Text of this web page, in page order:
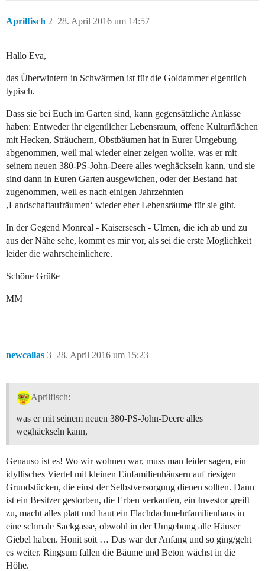
Aprilfisch 28. April 2016 um 14:57
2
Hallo Eva,
das Überwintern in Schwärmen ist für die Goldammer eigentlich
typisch.
Dass sie bei Euch im Garten sind, kann gegensätzliche Anlässe
haben: Entweder ihr eigentlicher Lebensraum, offene Kulturflächen
mit Hecken, Sträuchern, Obstbäumen hat in Eurer Umgebung
abgenommen, weil mal wieder einer zeigen wollte, was er mit
seinem neuen 380-PS-John-Deere alles weghäckseln kann, und sie
sind dann in Euren Garten ausgewichen, oder der Bestand hat
zugenommen, weil es nach einigen Jahrzehnten
‚Landschaftaufräumen‘ wieder eher Lebensräume für sie gibt.
In der Gegend Monreal - Kaisersesch - Ulmen, die ich ab und zu
aus der Nähe sehe, kommt es mir vor, als sei die erste Möglichkeit
leider die wahrscheinlichere.
Schöne Grüße
MM
newcallas 28. April 2016 um 15:23
3
Aprilfisch:
was er mit seinem neuen 380-PS-John-Deere alles
weghäckseln kann,
Genauso ist es! Wo wir wohnen war, muss man leider sagen, ein
idyllisches Viertel mit kleinen Einfamilienhäusern auf riesigen
Grundstücken, die einst der Selbstversorgung dienen sollten. Dann
ist ein Besitzer gestorben, die Erben verkaufen, ein Investor greift
zu, macht alles platt und haut ein Flachdachmehrfamilienhaus in
eine schmale Sackgasse, obwohl in der Umgebung alle Häuser
Giebel haben. Honit soit … Das war der Anfang und so ging/geht
es weiter. Ringsum fallen die Bäume und Beton wächst in die
Höhe.